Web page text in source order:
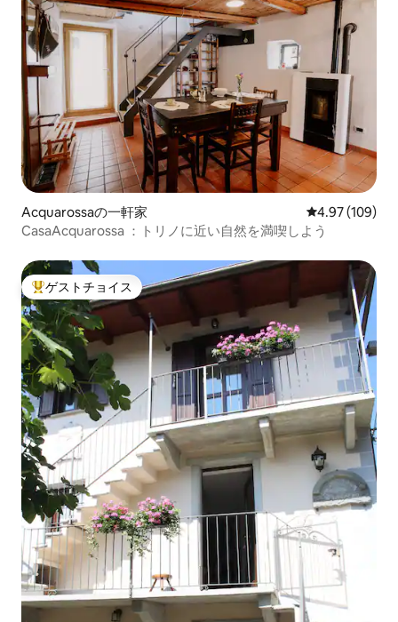
Acquarossaの一軒家 レビュー109
4.97 (109)
CasaAcquarossa ：トリノに近い自然を満喫しよう
大好評のゲストチョイスです。
ゲストチョイス